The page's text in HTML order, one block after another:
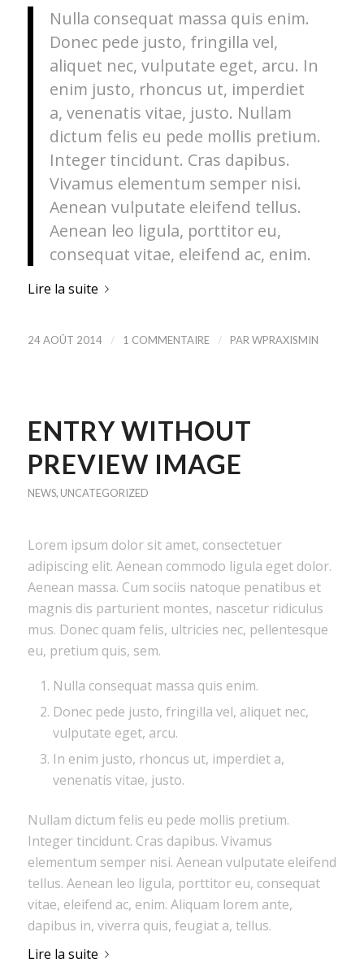
Nulla consequat massa quis enim.
Donec pede justo, fringilla vel,
aliquet nec, vulputate eget, arcu. In
enim justo, rhoncus ut, imperdiet
a, venenatis vitae, justo. Nullam
dictum felis eu pede mollis pretium.
Integer tincidunt. Cras dapibus.
Vivamus elementum semper nisi.
Aenean vulputate eleifend tellus.
Aenean leo ligula, porttitor eu,
consequat vitae, eleifend ac, enim.
Lire la suite
24 AOÛT 2014 / 1 COMMENTAIRE / PAR WPRAXISMIN
ENTRY WITHOUT
PREVIEW IMAGE
NEWS, UNCATEGORIZED
Lorem ipsum dolor sit amet, consectetuer
adipiscing elit. Aenean commodo ligula eget dolor.
Aenean massa. Cum sociis natoque penatibus et
magnis dis parturient montes, nascetur ridiculus
mus. Donec quam felis, ultricies nec, pellentesque
eu, pretium quis, sem.
Nulla consequat massa quis enim.
Donec pede justo, fringilla vel, aliquet nec,
vulputate eget, arcu.
In enim justo, rhoncus ut, imperdiet a,
venenatis vitae, justo.
Nullam dictum felis eu pede mollis pretium.
Integer tincidunt. Cras dapibus. Vivamus
elementum semper nisi. Aenean vulputate eleifend
tellus. Aenean leo ligula, porttitor eu, consequat
vitae, eleifend ac, enim. Aliquam lorem ante,
dapibus in, viverra quis, feugiat a, tellus.
Lire la suite